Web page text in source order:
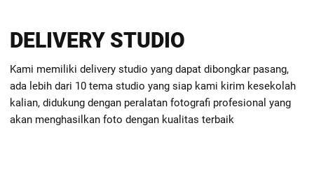
DELIVERY STUDIO
Kami memiliki delivery studio yang dapat dibongkar pasang,
ada lebih dari 10 tema studio yang siap kami kirim kesekolah
kalian, didukung dengan peralatan fotografi profesional yang
akan menghasilkan foto dengan kualitas terbaik